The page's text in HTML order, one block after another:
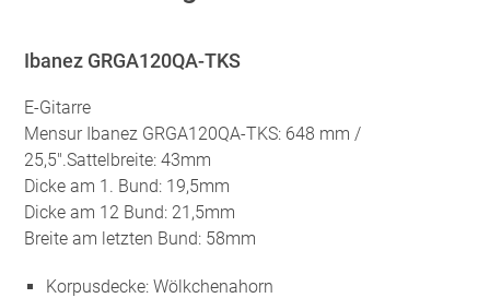
Ibanez GRGA120QA-TKS
E-Gitarre
Mensur Ibanez GRGA120QA-TKS: 648 mm /
25,5″.Sattelbreite: 43mm
Dicke am 1. Bund: 19,5mm
Dicke am 12 Bund: 21,5mm
Breite am letzten Bund: 58mm
Korpusdecke: Wölkchenahorn